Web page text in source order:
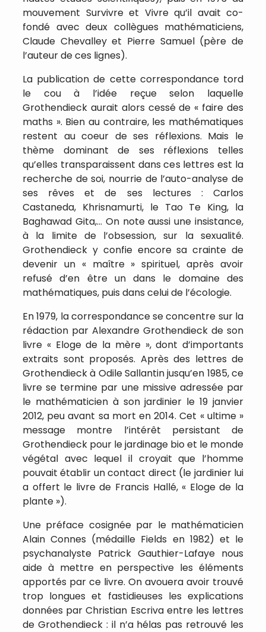
mouvement Survivre et Vivre qu’il avait co-
fondé avec deux collègues mathématiciens,
Claude Chevalley et Pierre Samuel (père de
l’auteur de ces lignes).
La publication de cette correspondance tord
le cou à l’idée reçue selon laquelle
Grothendieck aurait alors cessé de « faire des
maths ». Bien au contraire, les mathématiques
restent au coeur de ses réflexions. Mais le
thème dominant de ses réflexions telles
qu’elles transparaissent dans ces lettres est la
recherche de soi, nourrie de l’auto-analyse de
ses rêves et de ses lectures : Carlos
Castaneda, Khrisnamurti, le Tao Te King, la
Baghawad Gita,… On note aussi une insistance,
à la limite de l’obsession, sur la sexualité.
Grothendieck y confie encore sa crainte de
devenir un « maître » spirituel, après avoir
refusé d’en être un dans le domaine des
mathématiques, puis dans celui de l’écologie.
En 1979, la correspondance se concentre sur la
rédaction par Alexandre Grothendieck de son
livre « Eloge de la mère », dont d’importants
extraits sont proposés. Après des lettres de
Grothendieck à Odile Sallantin jusqu’en 1985, ce
livre se termine par une missive adressée par
le mathématicien à son jardinier le 19 janvier
2012, peu avant sa mort en 2014. Cet « ultime »
message montre l’intérêt persistant de
Grothendieck pour le jardinage bio et le monde
végétal avec lequel il croyait que l’homme
pouvait établir un contact direct (le jardinier lui
a offert le livre de Francis Hallé, « Eloge de la
plante »).
Une préface cosignée par le mathématicien
Alain Connes (médaille Fields en 1982) et le
psychanalyste Patrick Gauthier-Lafaye nous
aide à mettre en perspective les éléments
apportés par ce livre. On avouera avoir trouvé
trop longues et fastidieuses les explications
données par Christian Escriva entre les lettres
de Grothendieck : il n’a hélas pas retrouvé les